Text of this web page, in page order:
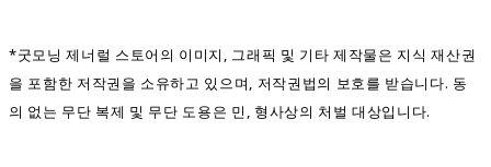
*굿모닝 제너럴 스토어의 이미지, 그래픽 및 기타 제작물은 지식 재산권
을 포함한 저작권을 소유하고 있으며, 저작권법의 보호를 받습니다. 동
의 없는 무단 복제 및 무단 도용은 민, 형사상의 처벌 대상입니다.